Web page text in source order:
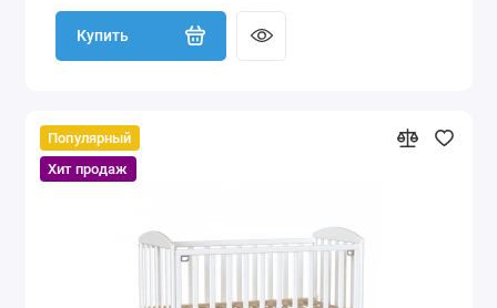
Купить
Популярный
Хит продаж